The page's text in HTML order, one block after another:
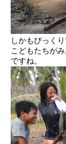
しかもびっく
こどもたちが
ですね。